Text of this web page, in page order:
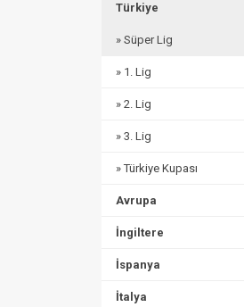
Türkiye
» Süper Lig
» 1. Lig
» 2. Lig
» 3. Lig
» Türkiye Kupası
Avrupa
İngiltere
İspanya
İtalya